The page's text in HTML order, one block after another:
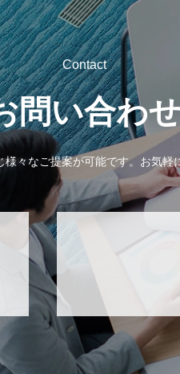
Contact
問い合わせ
々なご提案が可能です。 お気軽